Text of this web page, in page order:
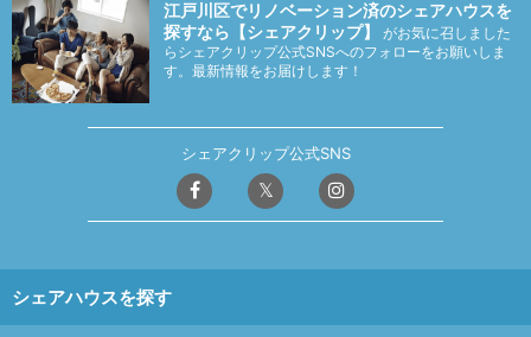
江戸川区でリノベーション済のシェアハウスを
探すなら【シェアクリップ】
がお気に召しました
らシェアクリップ公式SNSへのフォローをお願いしま
す。最新情報をお届けします！
シェアクリップ公式SNS
シェアハウスを探す